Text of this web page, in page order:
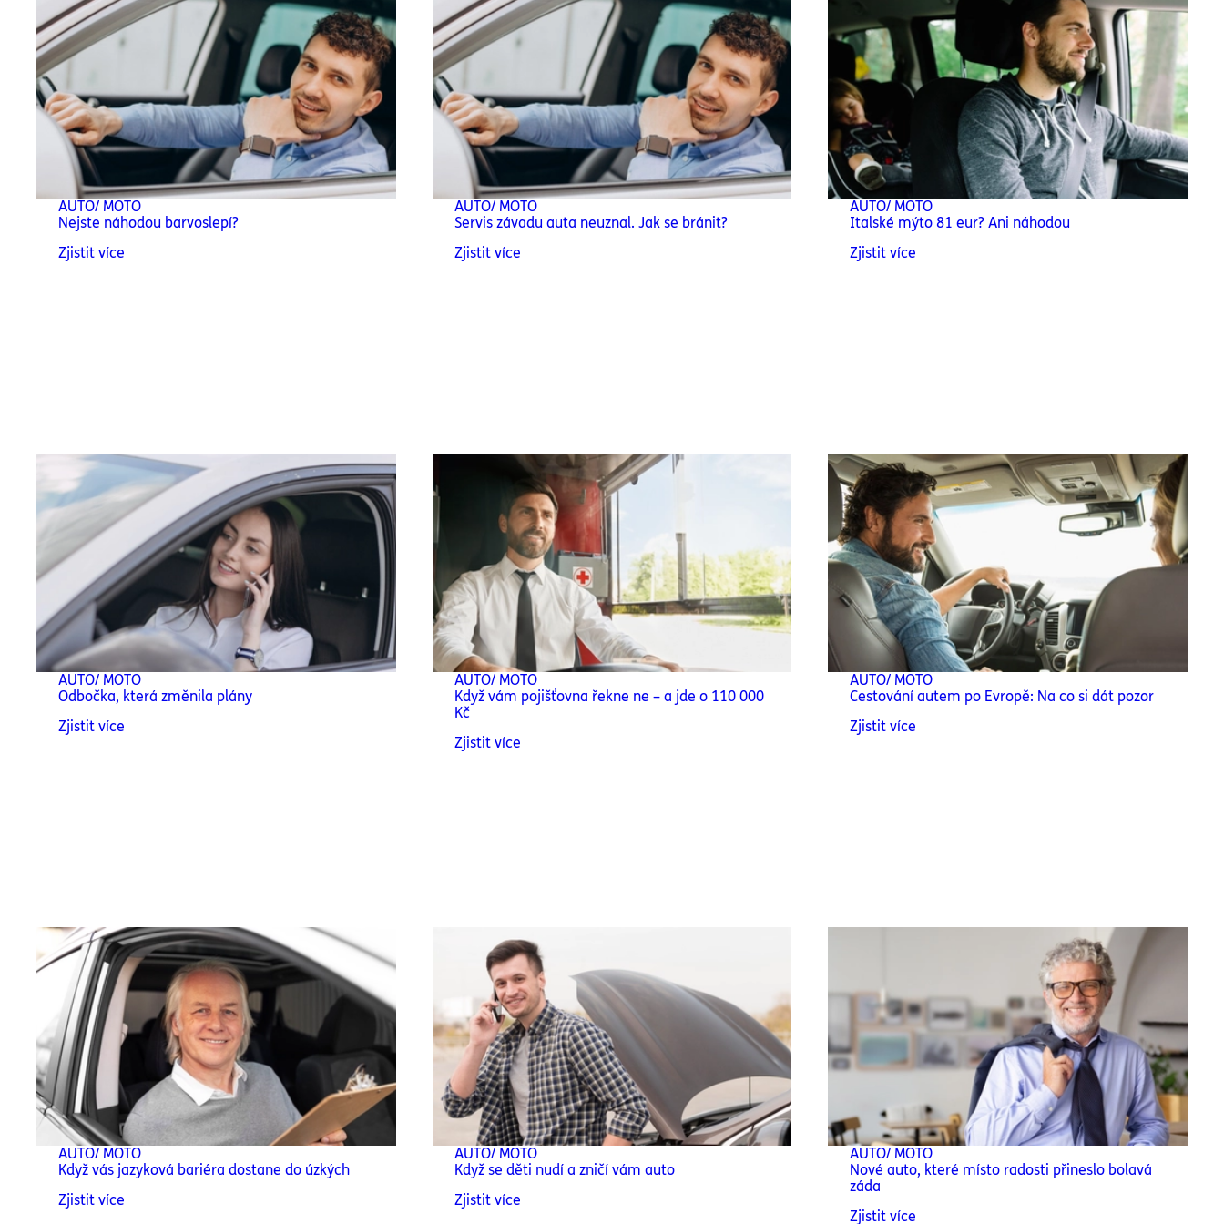
AUTO/ MOTO
Nejste náhodou barvoslepí?
Zjistit více
AUTO/ MOTO
Servis závadu auta neuznal. Jak se bránit?
Zjistit více
AUTO/ MOTO
Italské mýto 81 eur? Ani náhodou
Zjistit více
AUTO/ MOTO
Odbočka, která změnila plány
Zjistit více
AUTO/ MOTO
Když vám pojišťovna řekne ne – a jde o 110 000
Kč
Zjistit více
AUTO/ MOTO
Cestování autem po Evropě: Na co si dát pozor
Zjistit více
AUTO/ MOTO
Když vás jazyková bariéra dostane do úzkých
Zjistit více
AUTO/ MOTO
Když se děti nudí a zničí vám auto
Zjistit více
AUTO/ MOTO
Nové auto, které místo radosti přineslo bolavá
záda
Zjistit více